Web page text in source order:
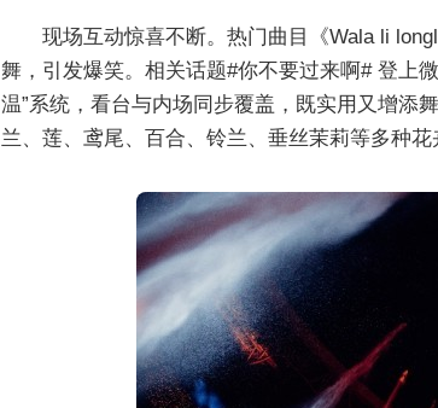
现场互动惊喜不断。热门曲目《Wala li
舞，引发爆笑。相关话题#你不要过来啊# 登上
温”系统，看台与内场同步覆盖，既实用又增添
兰、莲、鸢尾、百合、铃兰、垂丝茉莉等多种